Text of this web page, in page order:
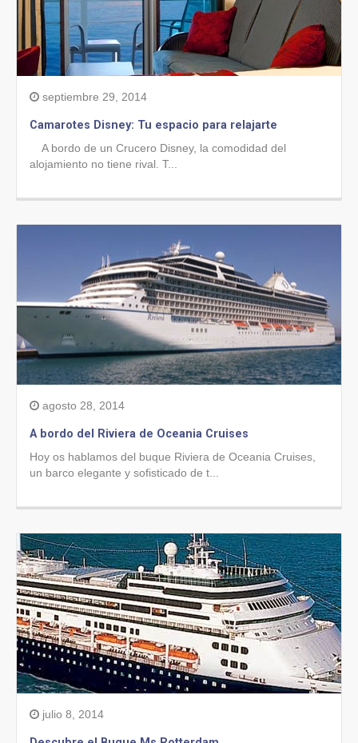
septiembre 29, 2014
Camarotes Disney: Tu espacio para relajarte
A bordo de un Crucero Disney, la comodidad del
alojamiento no tiene rival. T...
agosto 28, 2014
A bordo del Riviera de Oceania Cruises
Hoy os hablamos del buque Riviera de Oceania Cruises,
un barco elegante y sofisticado de t...
julio 8, 2014